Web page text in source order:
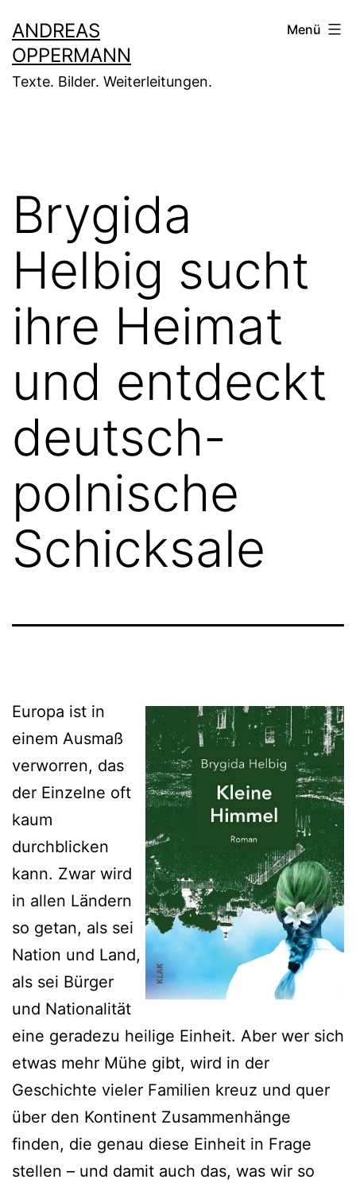
Inhalt
springen
ANDREAS
OPPERMANN
Texte. Bilder. Weiterleitungen.
Menü
Brygida
Helbig sucht
ihre Heimat
und entdeckt
deutsch-
polnische
Schicksale
Europa ist in
einem Ausmaß
verworren, das
der Einzelne oft
kaum
durchblicken
kann. Zwar wird
in allen Ländern
so getan, als sei
Nation und Land,
als sei Bürger
und Nationalität
eine geradezu heilige Einheit. Aber wer sich
etwas mehr Mühe gibt, wird in der
Geschichte vieler Familien kreuz und quer
über den Kontinent Zusammenhänge
finden, die genau diese Einheit in Frage
stellen – und damit auch das, was wir so